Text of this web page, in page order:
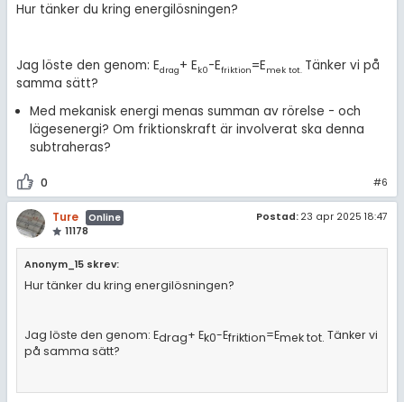
Hur tänker du kring energilösningen?
Jag löste den genom: Edrag+ Ek0-Efriktion=Emek tot. Tänker vi på
samma sätt?
Med mekanisk energi menas summan av rörelse - och
lägesenergi? Om friktionskraft är involverat ska denna
subtraheras?
0 #6
Ture
Online
11178
Postad: 23 apr 2025 18:47
Anonym_15 skrev:
Hur tänker du kring energilösningen?
Jag löste den genom: Edrag+ Ek0-Efriktion=Emek tot. Tänker vi
på samma sätt?